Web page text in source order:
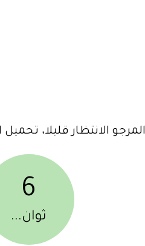
المرجو الانتظار قليلا،
6
ثوان...